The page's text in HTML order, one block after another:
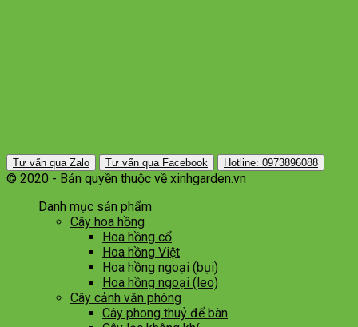
Tư vấn qua Zalo Tư vấn qua Facebook Hotline: 0973896088
© 2020 - Bản quyền thuộc về xinhgarden.vn
Danh mục sản phẩm
Cây hoa hồng
Hoa hồng cổ
Hoa hồng Việt
Hoa hồng ngoại (bụi)
Hoa hồng ngoại (leo)
Cây cảnh văn phòng
Cây phong thuỷ để bàn